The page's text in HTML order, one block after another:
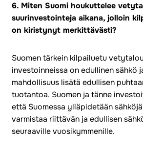
6. Miten Suomi houkuttelee
suurinvestointeja aikana, jolloin
on kiristynyt merkittävästi?
Suomen tärkein kilpailuetu
investoinneissa on edullinen sähkö
mahdollisuus lisätä edullisen
tuotantoa. Suomen ja tänne
että Suomessa ylläpidetään
varmistaa riittävän ja edullisen
seuraaville vuosikymmenille.